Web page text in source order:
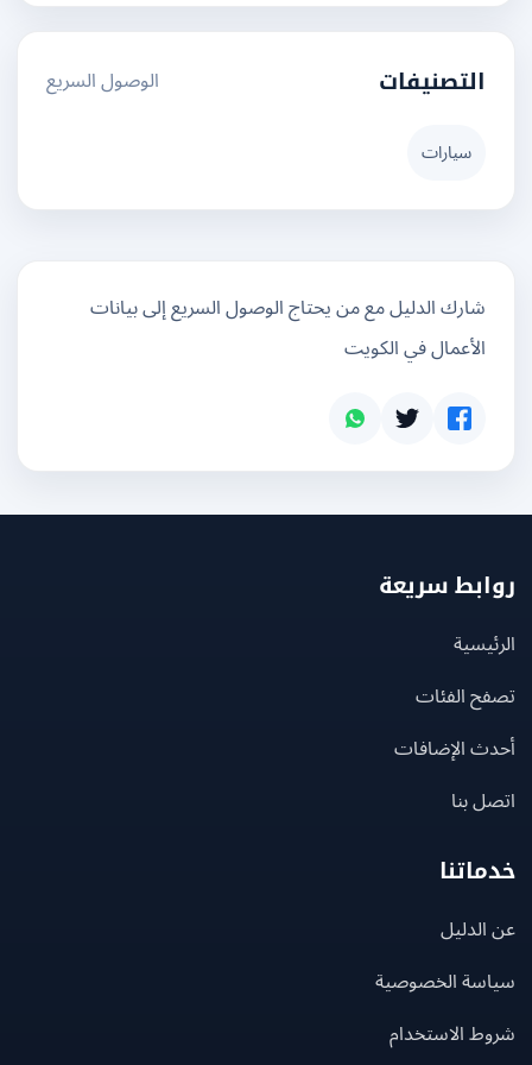
التصنيفات الوصول السريع
سيارات
شارك الدليل مع من يحتاج الوصول السريع إلى بيانات
الأعمال في الكويت
سريعة
الفئات
الإضافات
بنا
الخصوصية
الاستخدام